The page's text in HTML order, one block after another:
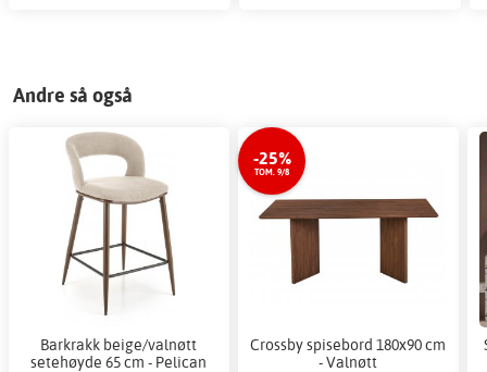
Andre så også
Barkrakk beige/valnøtt
setehøyde 65 cm - Pelican
-25%
TOM. 9/8
Crossby spisebord 180x90 cm
- Valnøtt